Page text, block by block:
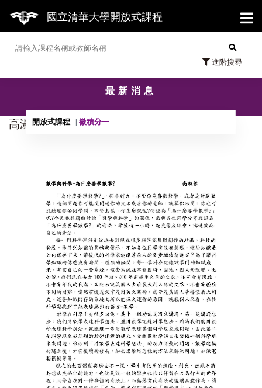
國立清華大學開放式課程
進階搜尋
【
最新消息
開放式課程 微積分一
高淑蓉教授數學與科學@為什麼要學數學！